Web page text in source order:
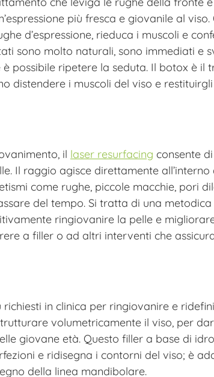
più fresca e giovanile al
d’espressione, rieduca i muscoli e
sono molto naturali, sono immediati e
possibile ripetere la seduta. Il botox è il
distendere i muscoli del viso e
il laser resurfacing consente
Il raggio agisce direttamente
come rughe, piccole macchie, pori
del tempo. Si tratta di una
ringiovanire la pelle e
a filler o ad altri interventi che
in clinica per ringiovanire e
volumetricamente il viso, per
giovane età. Questo filler a base di
e ridisegna i contorni del viso; è
della linea mandibolare.